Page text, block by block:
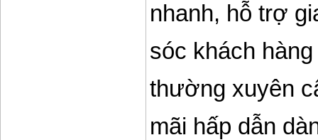
nhanh, hỗ trợ
sóc khách
thường xuyên
mãi hấp dẫn